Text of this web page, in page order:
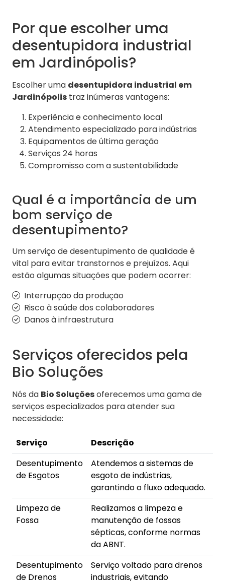
Por que escolher uma
desentupidora industrial
em Jardinópolis?
Escolher uma desentupidora industrial em
Jardinópolis traz inúmeras vantagens:
Experiência e conhecimento local
Atendimento especializado para indústrias
Equipamentos de última geração
Serviços 24 horas
Compromisso com a sustentabilidade
Qual é a importância de um
bom serviço de
desentupimento?
Um serviço de desentupimento de qualidade é
vital para evitar transtornos e prejuízos. Aqui
estão algumas situações que podem ocorrer:
Interrupção da produção
Risco à saúde dos colaboradores
Danos à infraestrutura
Serviços oferecidos pela
Bio Soluções
Nós da Bio Soluçõesoferecemos uma gama de
serviços especializados para atender sua
necessidade:
Serviço
Descrição
Desentupimento
de Esgotos
Atendemos a sistemas de
esgoto de indústrias,
garantindo o fluxo adequado.
Limpeza de
Fossa
Realizamos a limpeza e
manutenção de fossas
sépticas, conforme normas
da ABNT.
Desentupimento
de Drenos
Serviço voltado para drenos
industriais, evitando